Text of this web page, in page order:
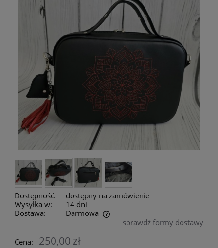
Dostępność:
dostępny na zamówienie
Wysyłka w:
14 dni
Dostawa:
Darmowa
Cena nie zawiera ewentualnych kosztów płatności
sprawdź formy dostawy
Cena:
250,00 zł